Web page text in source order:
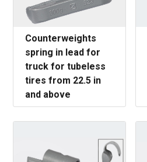
Counterweights
spring in lead for
truck for tubeless
tires from 22.5 in
and above